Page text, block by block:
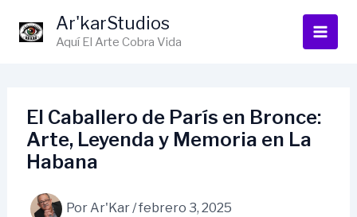
contenido
Ar'karStudios
Aquí El Arte Cobra Vida
El Caballero de París en Bronce:
Arte, Leyenda y Memoria en La
Habana
PorAr'Kar/febrero 3, 2025